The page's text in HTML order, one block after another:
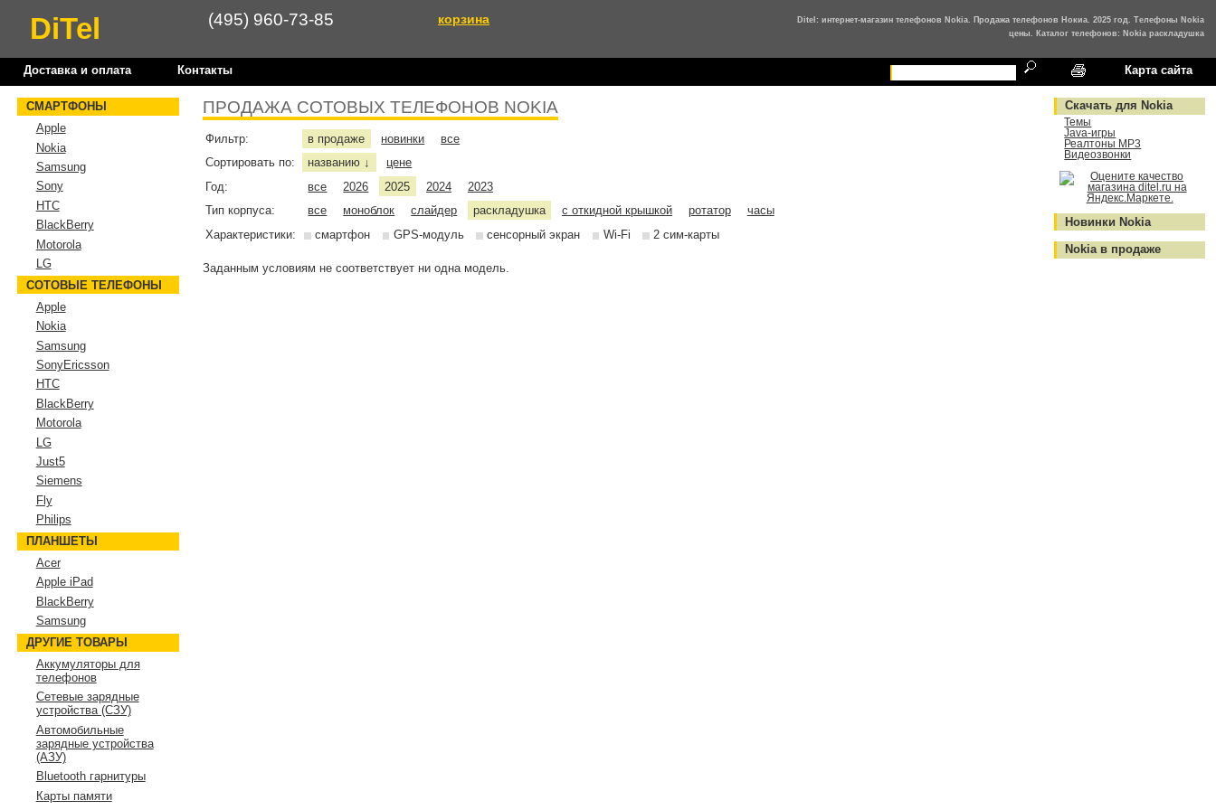
Ditel: интернет-магазин телефонов Nokia. Продажа телефонов Нокиа. 2025 год. Телефоны Nokia
цены. Каталог телефонов: Nokia раскладушка
DiTel (495) 960-73-85 корзина
Доставка и оплата Контакты Карта сайта
ПРОДАЖА СОТОВЫХ ТЕЛЕФОНОВ NOKIA
Фильтр: в продаже новинки
все
Сортировать по:
названию ↓
цене
Год:
все 2026 2025 2024
2023
Тип корпуса:
все моноблок слайдер раскладушка с откидной крышкой ротатор
часы
Характеристики:
смартфон GPS-модуль сенсорный экран Wi-Fi 2 сим-карты
Заданным условиям не соответствует ни одна модель.
Скачать для Nokia
Темы
Java-игры
Реалтоны MP3
Видеозвонки
Новинки Nokia
Nokia в продаже
СМАРТФОНЫ
Apple
Nokia
Samsung
Sony
HTC
BlackBerry
Motorola
LG
СОТОВЫЕ ТЕЛЕФОНЫ
Apple
Nokia
Samsung
SonyEricsson
HTC
BlackBerry
Motorola
LG
Just5
Siemens
Fly
Philips
ПЛАНШЕТЫ
Acer
Apple iPad
BlackBerry
Samsung
ДРУГИЕ ТОВАРЫ
Аккумуляторы для
телефонов
Сетевые зарядные
устройства (СЗУ)
Автомобильные
зарядные устройства
(АЗУ)
Bluetooth гарнитуры
Карты памяти